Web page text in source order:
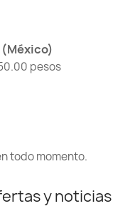
pesos
todo momento.
y noticias